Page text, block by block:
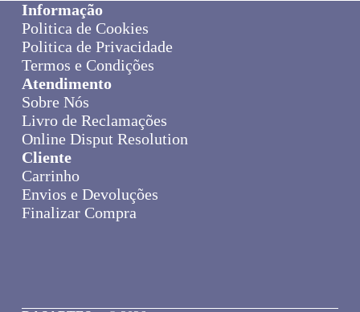
Informação
Politica de Cookies
Politica de Privacidade
Termos e Condições
Atendimento
Sobre Nós
Livro de Reclamações
Online Disput Resolution
Cliente
Carrinho
Envios e Devoluções
Finalizar Compra